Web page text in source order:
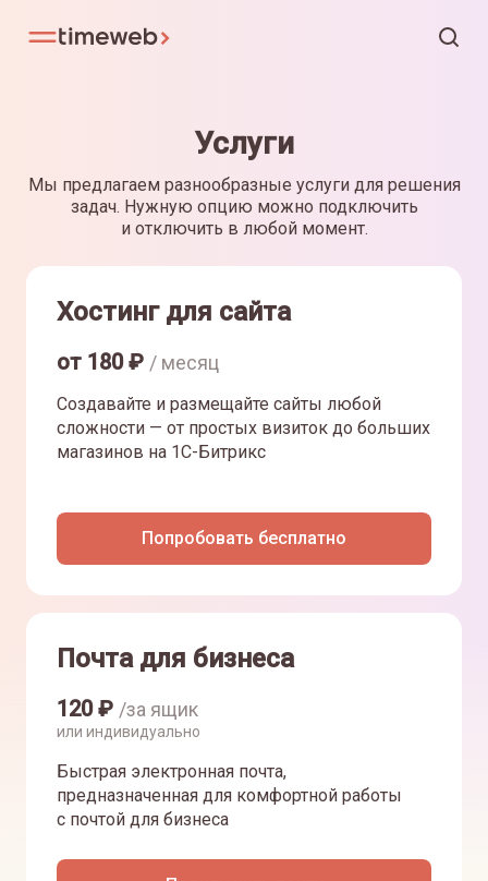
Услуги
Мы предлагаем разнообразные услуги для решения
задач. Нужную опцию можно подключить
и отключить в любой момент.
Хостинг для сайта
от 180₽ / месяц
Создавайте и размещайте сайты любой
сложности — от простых визиток до больших
магазинов на 1С-Битрикс
Попробовать бесплатно
Почта для бизнеса
120₽ /за ящик
или индивидуально
Быстрая электронная почта,
предназначенная для комфортной работы
с почтой для бизнеса